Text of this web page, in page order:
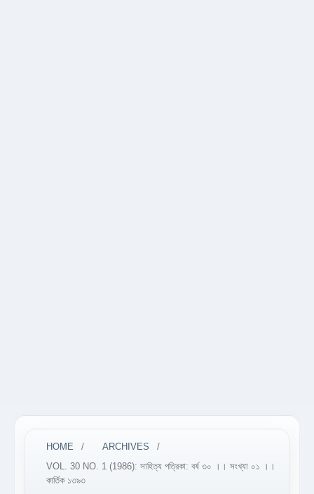
HOME / ARCHIVES
/
VOL. 30 NO. 1 (1986): সাহিত্য পত্রিকা: বর্ষ ৩০ ।। সংখ্যা ০১ ।।
কার্তিক ১৩৯৩